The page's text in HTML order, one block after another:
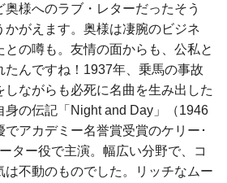
様へのラブ・レターだったそう
かがえます。奥様は凄腕のビジネ
との噂も。友情の面からも、公私と
たんですね！1937年、乗馬の事故
しながらも必死に名曲を生み出した
身の伝記「Night and Day」（1946
アカデミー名誉賞受賞のケリー･
ター役で主演。幅広い分野で、コ
は不動のものでした。リッチなムー